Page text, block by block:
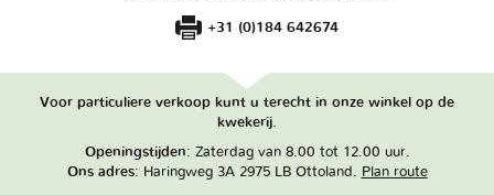
+31 (0)184 642674
Voor particuliere verkoop kunt u terecht in onze winkel op de
kwekerij.
Openingstijden: Zaterdag van 8.00 tot 12.00 uur.
Ons adres: Haringweg 3A 2975 LB Ottoland. Plan route